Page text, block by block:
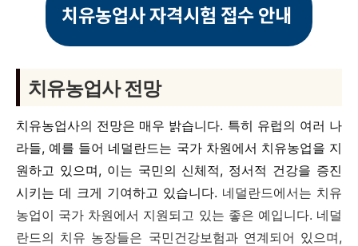
치유농업사 자격시험 접수 안내
치유농업사 전망
치유농업사의 전망은 매우 밝습니다. 특히 유럽의 여러 나
라들, 예를 들어 네덜란드는 국가 차원에서 치유농업을 지
원하고 있으며, 이는 국민의 신체적, 정서적 건강을 증진
시키는 데 크게 기여하고 있습니다. 네덜란드에서는 치유
농업이 국가 차원에서 지원되고 있는 좋은 예입니다. 네덜
란드의 치유 농장들은 국민건강보험과 연계되어 있으며,